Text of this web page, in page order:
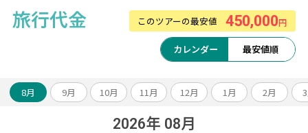
旅行代金 このツアーの最安値 450,000円
カレンダー 最安値順
8月 9月 10月 11月 12月 1月 2月
2026年 08月